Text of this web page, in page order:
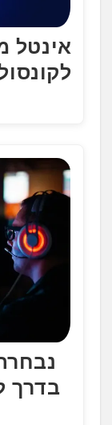
אינטל
בדרך